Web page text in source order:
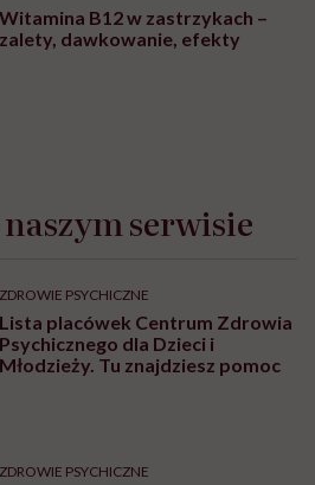
Witamina B12 w zastrzykach –
zalety, dawkowanie, efekty
serwisie
ZDROWIE PSYCHICZNE
Lista placówek Centrum Zdrowia
Psychicznego dla Dzieci i
Młodzieży. Tu znajdziesz pomoc
ZDROWIE PSYCHICZNE